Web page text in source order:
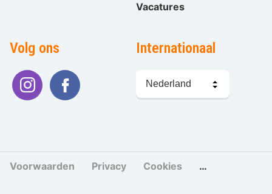
Vacatures
Volg ons Internationaal
kiezen
Voorwaarden Privacy Cookies Cookies